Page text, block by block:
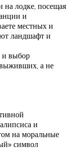
на лодке, посещая
и
местных и
ландшафт и
и выбор
а не
и
на моральные
символ